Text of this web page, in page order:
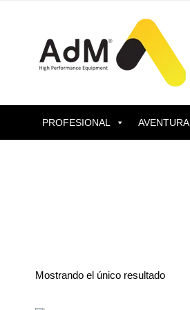
contenido
PROFESIONAL AVENTURA
Mostrando el único resultado